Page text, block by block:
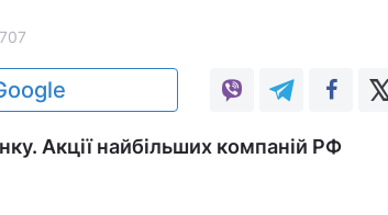
Акції найбільших компаній РФ